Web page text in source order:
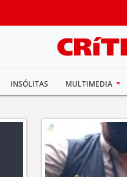
INSÓLITAS MULTIMEDIA